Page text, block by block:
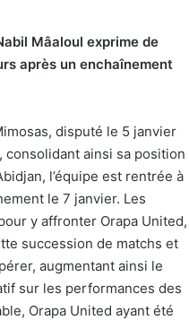
Mâaloul exprime de
après un enchaînement
disputé le 5 janvier
consolidant ainsi sa position
l’équipe est rentrée à
le 7 janvier. Les
y affronter Orapa United,
succession de matchs et
augmentant ainsi le
sur les performances des
Orapa United ayant été